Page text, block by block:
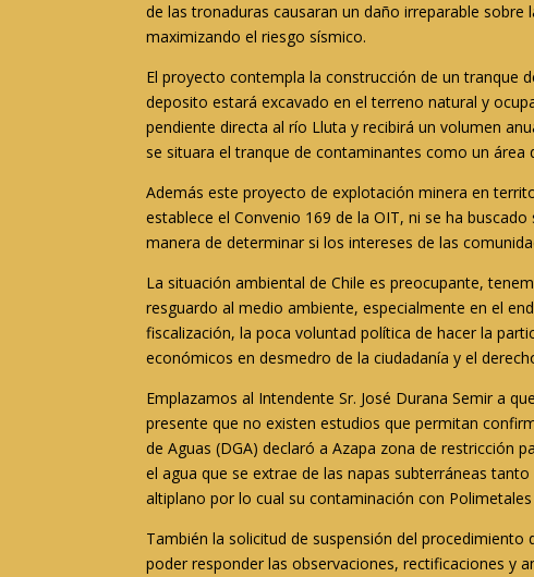
de las tronaduras causaran un daño irreparable
maximizando el riesgo sísmico.
El proyecto contempla la construcción de un tranque
deposito estará excavado en el terreno natural y
pendiente directa al río Lluta y recibirá un volumen
se situara el tranque de contaminantes como un
Además este proyecto de explotación minera en
establece el Convenio 169 de la OIT, ni se ha
manera de determinar si los intereses de las
La situación ambiental de Chile es preocupante,
resguardo al medio ambiente, especialmente en el
fiscalización, la poca voluntad política de hacer la
económicos en desmedro de la ciudadanía y el
Emplazamos al Intendente Sr. José Durana Semir a
presente que no existen estudios que permitan
de Aguas (DGA) declaró a Azapa zona de restricción
el agua que se extrae de las napas subterráneas
altiplano por lo cual su contaminación con
También la solicitud de suspensión del
poder responder las observaciones, rectificaciones y